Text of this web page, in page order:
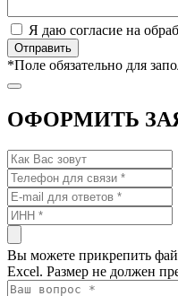
Я даю согласие на
*Поле обязательно для
ОФОРМИТЬ
Вы можете прикрепить
Excel. Размер не должен